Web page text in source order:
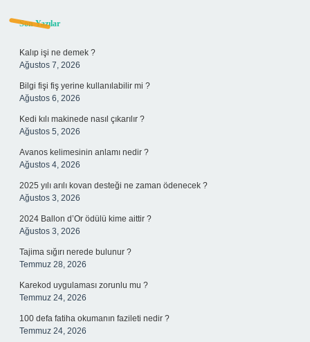
Sidebar
Son Yazılar
Kalıp işi ne demek ?
Ağustos 7, 2026
Bilgi fişi fiş yerine kullanılabilir mi ?
Ağustos 6, 2026
Kedi kılı makinede nasıl çıkarılır ?
Ağustos 5, 2026
Avanos kelimesinin anlamı nedir ?
Ağustos 4, 2026
2025 yılı arılı kovan desteği ne zaman ödenecek ?
Ağustos 3, 2026
2024 Ballon d’Or ödülü kime aittir ?
Ağustos 3, 2026
Tajima sığırı nerede bulunur ?
Temmuz 28, 2026
Karekod uygulaması zorunlu mu ?
Temmuz 24, 2026
100 defa fatiha okumanın fazileti nedir ?
Temmuz 24, 2026